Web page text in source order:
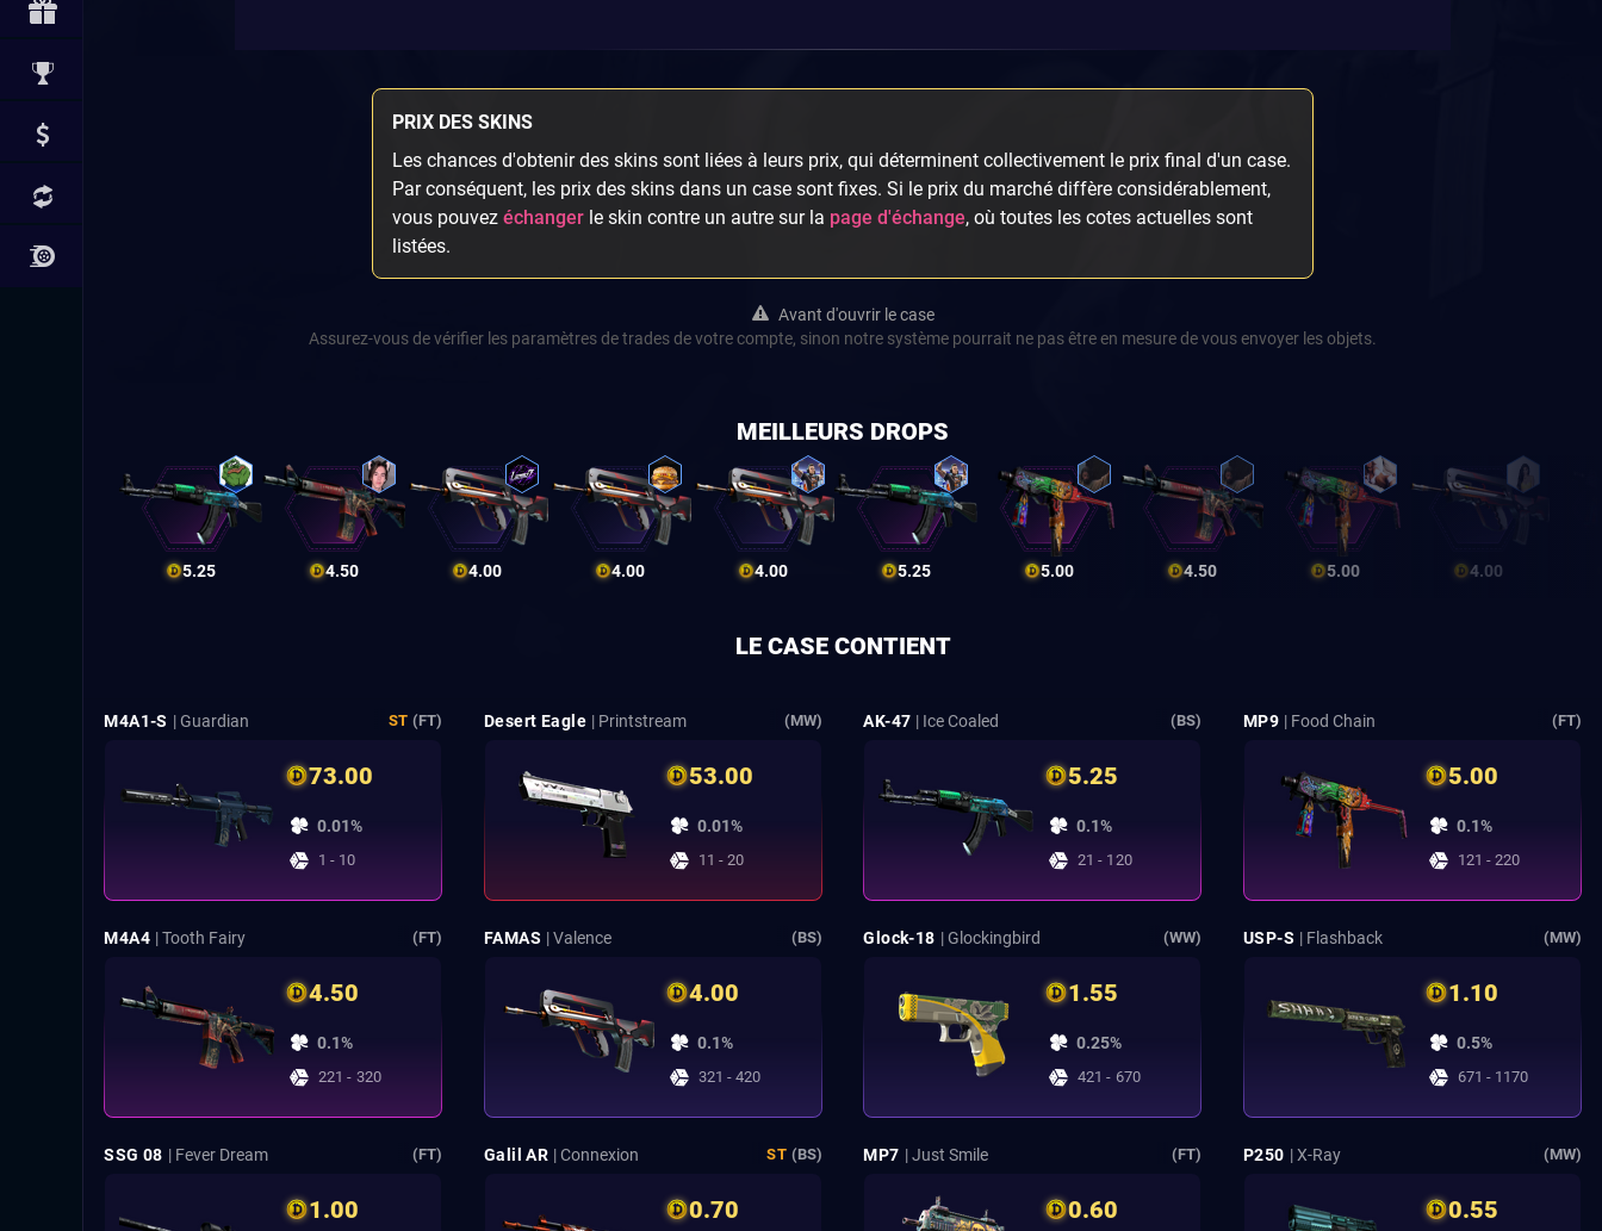
PRIX DES SKINS
Les chances d'obtenir des skins sont liées à leurs prix, qui déterminent collectivement le prix final d'un case.
Par conséquent, les prix des skins dans un case sont fixes. Si le prix du marché diffère considérablement,
vous pouvez échanger le skin contre un autre sur la page d'échange, où toutes les cotes actuelles sont
listées.
Avant d'ouvrir le case
Assurez-vous de vérifier les paramètres de trades de votre compte, sinon notre système pourrait ne pas être en mesure de vous envoyer les objets.
MEILLEURS DROPS
5.25 4.50 4.00 4.00 4.00 5.25 5.00 4.50 5.00 4.00
LE CASE CONTIENT
M4A1-S | Guardian ST (FT)
73.00
0.01%
1 - 10
Desert Eagle | Printstream (MW)
53.00
0.01%
11 - 20
AK-47 | Ice Coaled (BS)
5.25
0.1%
21 - 120
MP9 | Food Chain (FT)
5.00
0.1%
121 - 220
M4A4 | Tooth Fairy (FT)
4.50
0.1%
221 - 320
FAMAS | Valence (BS)
4.00
0.1%
321 - 420
Glock-18 | Glockingbird (WW)
1.55
0.25%
421 - 670
USP-S | Flashback (MW)
1.10
0.5%
671 - 1170
SSG 08 | Fever Dream (FT)
1.00
Galil AR | Connexion ST (BS)
0.70
MP7 | Just Smile (FT)
0.60
P250 | X-Ray (MW)
0.55